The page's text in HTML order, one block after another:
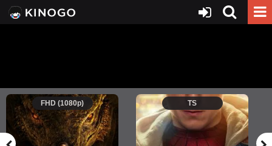
FHD (1080p) TS